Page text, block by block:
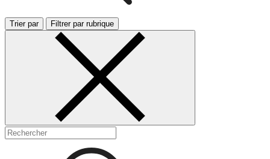
Trier par Filtrer par rubrique